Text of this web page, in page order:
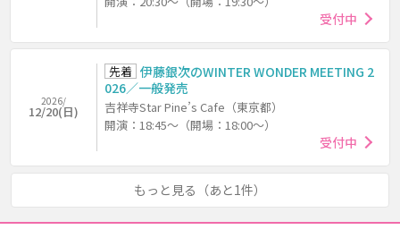
受付中
2026/
12/20(日)
先着 伊藤銀次のWINTER WONDER MEETING 2
026／一般発売
吉祥寺Star Pine’s Cafe（東京都）
開演：18:45～（開場：18:00～）
受付中
もっと見る（あと1件）